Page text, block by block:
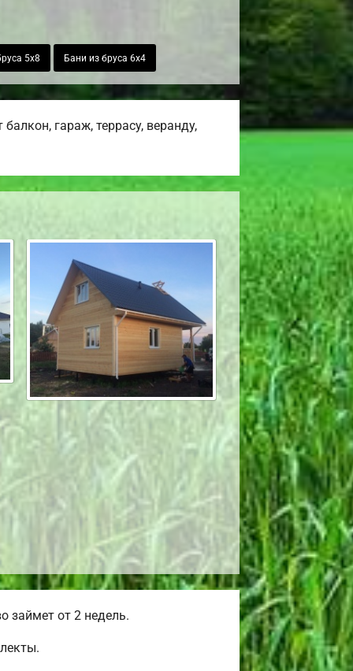
5х8 Бани из бруса 6х4
гараж, террасу, веранду,
займет от 2 недель.